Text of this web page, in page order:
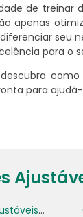
de
apenas
seu
para o
como
para
Halteres Ajustáveis Preço Acessível